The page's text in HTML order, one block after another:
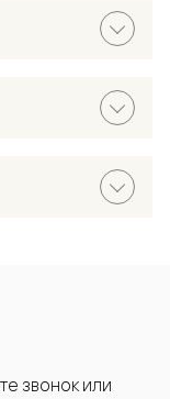
звонок или